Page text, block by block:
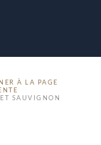
À LA PAGE
SAUVIGNON